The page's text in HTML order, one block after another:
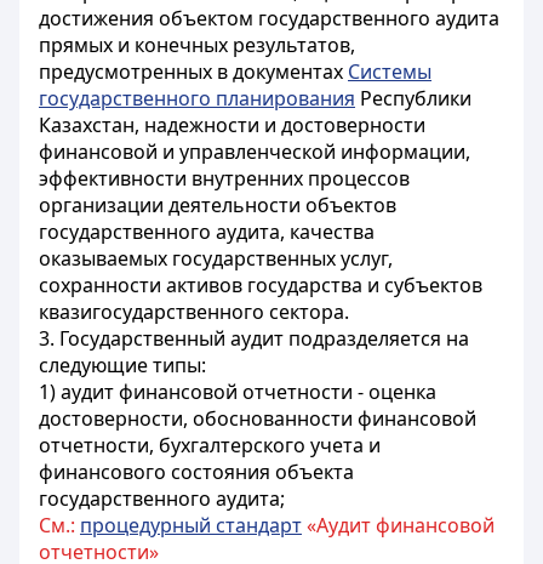
достижения объектом государственного аудита
прямых и конечных результатов,
предусмотренных в документах Системы
государственного планирования Республики
Казахстан, надежности и достоверности
финансовой и управленческой информации,
эффективности внутренних процессов
организации деятельности объектов
государственного аудита, качества
оказываемых государственных услуг,
сохранности активов государства и субъектов
квазигосударственного сектора.
3. Государственный аудит подразделяется на
следующие типы:
1) аудит финансовой отчетности - оценка
достоверности, обоснованности финансовой
отчетности, бухгалтерского учета и
финансового состояния объекта
государственного аудита;
См.: процедурный стандарт«Аудит финансовой
отчетности»